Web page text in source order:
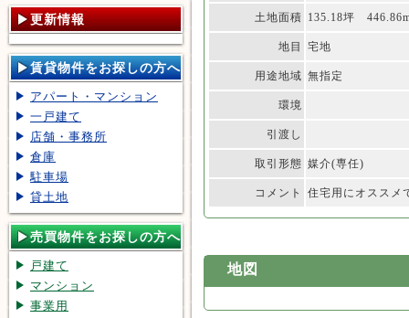
土地面積 135.18坪
地目 宅地
用途地域 無指定
環境
引渡し
取引形態 媒介(専任)
コメント 住宅用にオススメ
地図
更新情報
賃貸物件をお探しの方へ
アパート・マンション
一戸建て
店舗・事務所
倉庫
駐車場
貸土地
売買物件をお探しの方へ
戸建て
マンション
事業用